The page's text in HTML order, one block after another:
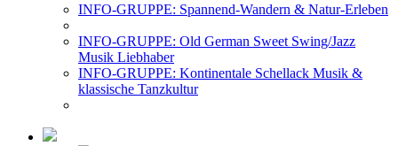
INFO-GRUPPE: Spannend-Wandern & Natur-Erleben
INFO-GRUPPE: Old German Sweet Swing/Jazz
Musik Liebhaber
INFO-GRUPPE: Kontinentale Schellack Musik &
klassische Tanzkultur